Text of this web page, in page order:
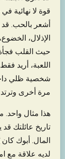
قوة لا نهائية
أشعر بالحب. قد
الإذلال،
حيث القلب
اللعبة، أريد
مرة أخرى وترتد
هذا مثال واحد.
تاريخ عائلتك
المال. أبوك كان
لديه علاقة مع